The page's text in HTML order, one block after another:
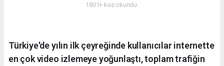
1801+ kez okundu.
Türkiye'de yılın ilk çeyreğinde kullanıcılar internette
en çok video izlemeye yoğunlaştı, toplam trafiğin